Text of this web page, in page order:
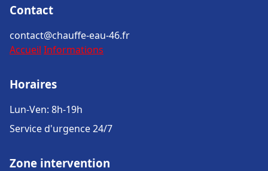
Contact
contact@chauffe-eau-46.fr
Accueil Informations
Horaires
Lun-Ven: 8h-19h
Service d'urgence 24/7
Zone intervention